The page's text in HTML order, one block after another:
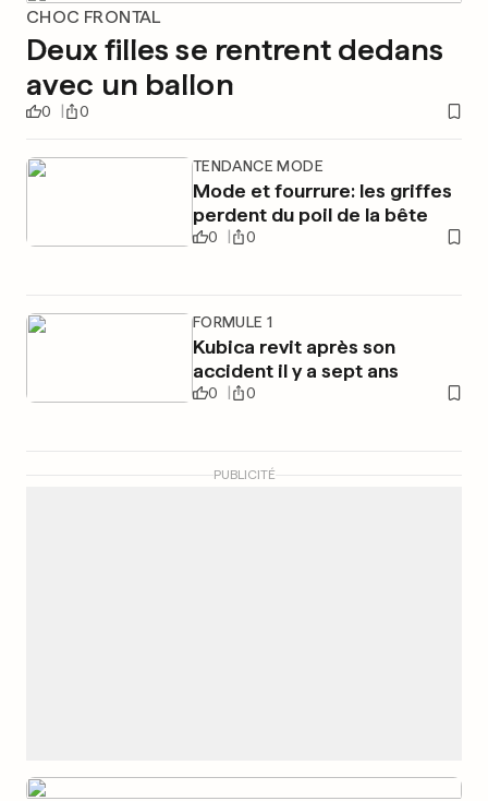
CHOC FRONTAL
Deux filles se rentrent dedans
avec un ballon
0 0
TENDANCE MODE
Mode et fourrure: les griffes
perdent du poil de la bête
0 0
FORMULE 1
Kubica revit après son
accident il y a sept ans
0 0
PUBLICITÉ